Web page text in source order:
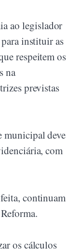
ao legislador
instituir as
respeitem os
na
previstas
municipal deve
com
continuam
os cálculos